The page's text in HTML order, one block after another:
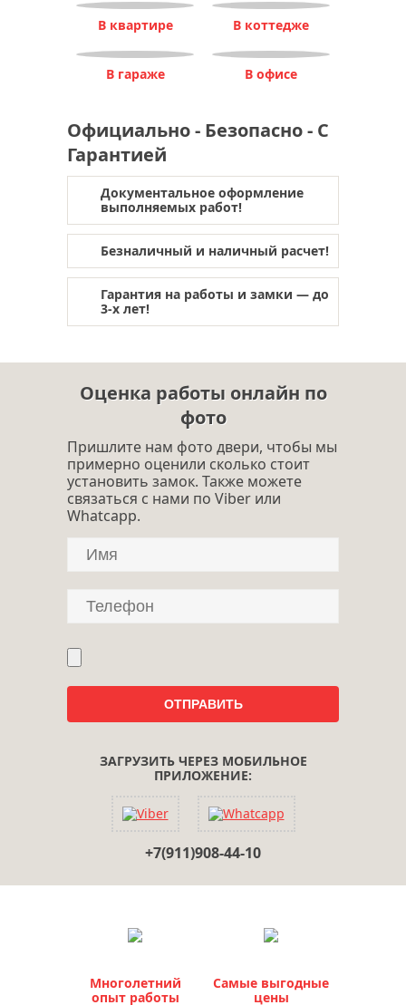
В квартире В коттедже
В гараже В офисе
Официально - Безопасно - С
Гарантией
Документальное оформление
выполняемых работ!
Безналичный и наличный расчет!
Гарантия на работы и замки — до
3-х лет!
Оценка работы онлайн по
фото
Пришлите нам фото двери, чтобы мы
примерно оценили сколько стоит
установить замок. Также можете
связаться с нами по Viber или
Whatcapp.
ЗАГРУЗИТЬ ЧЕРЕЗ МОБИЛЬНОЕ
ПРИЛОЖЕНИЕ:
+7(911)908-44-10
Многолетний
опыт работы
Самые выгодные
цены